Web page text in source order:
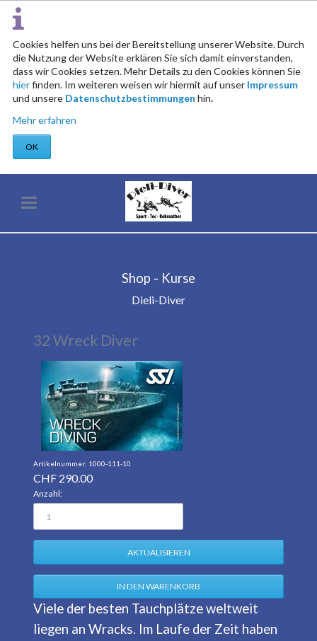
Cookies helfen uns bei der Bereitstellung unserer Website. Durch
die Nutzung der Website erklären Sie sich damit einverstanden,
dass wir Cookies setzen. Mehr Details zu den Cookies können Sie
hierfinden. Im weiteren weisen wir hiermit auf unser Impressum
und unsere Datenschutzbestimmungen hin.
Mehr erfahren
OK
Shop - Kurse
Dieli-Diver
32 Wreck Diver
1000-111-10
CHF 290.00
Anzahl:
Viele der besten Tauchplätze weltweit
liegen an Wracks. Im Laufe der Zeit haben